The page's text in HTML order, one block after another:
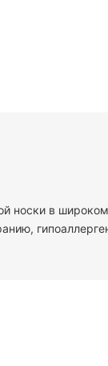
носки в